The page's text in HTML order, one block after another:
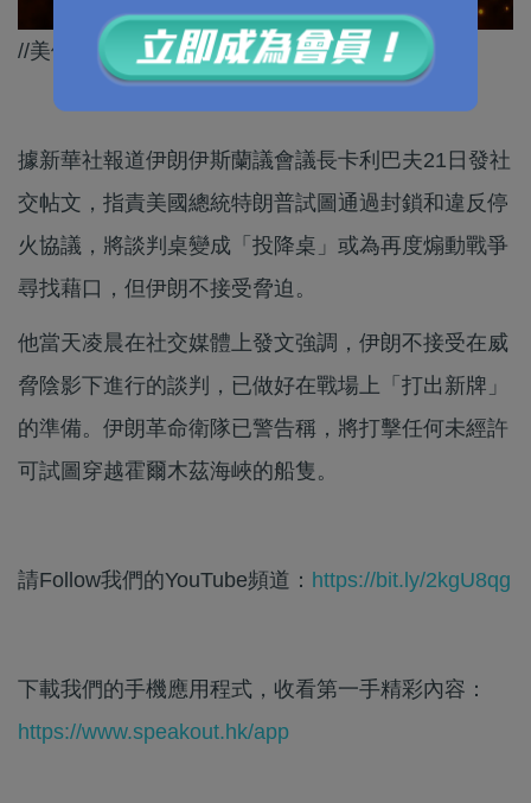
//美伊重啟談判前景充滿不確定性//
據新華社報道伊朗伊斯蘭議會議長卡利巴夫21日發社
交帖文，指責美國總統特朗普試圖通過封鎖和違反停
火協議，將談判桌變成「投降桌」或為再度煽動戰爭
尋找藉口，但伊朗不接受脅迫。
他當天凌晨在社交媒體上發文強調，伊朗不接受在威
脅陰影下進行的談判，已做好在戰場上「打出新牌」
的準備。伊朗革命衛隊已警告稱，將打擊任何未經許
可試圖穿越霍爾木茲海峽的船隻。
請Follow我們的YouTube頻道： https://bit.ly/2kgU8qg
下載我們的手機應用程式，收看第一手精彩內容：
https://www.speakout.hk/app